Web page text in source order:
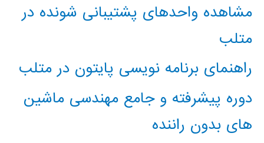
مشاهده واحدهای پشتیبانی شونده در
متلب
راهنمای برنامه نویسی پایتون در متلب
دوره پیشرفته و جامع مهندسی ماشین
های بدون راننده